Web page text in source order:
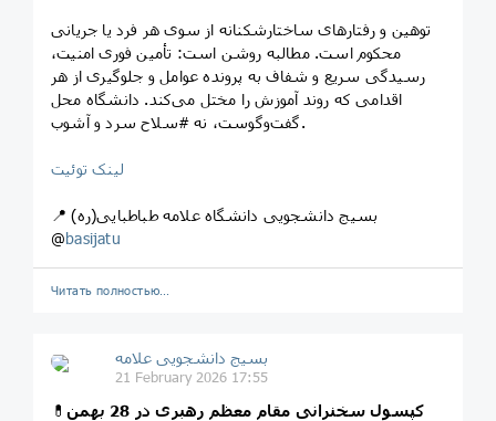
توهین و رفتارهای ساختارشکنانه از سوی هر فرد یا جریانی
محکوم است. مطالبه روشن است: تأمین فوری امنیت،
رسیدگی سریع و شفاف به پرونده عوامل و جلوگیری از هر
اقدامی که روند آموزش را مختل می‌کند. دانشگاه محل
گفت‌وگوست، نه #سلاح سرد و آشوب.
لینک توئیت
📍 بسیج دانشجویی دانشگاه علامه طباطبایی(ره)
@basijatu
Читать полностью…
بسیج دانشجویی علامه
21 February 2026 17:55
💊کپسول سخنرانی مقام معظم رهبری در 28 بهمن